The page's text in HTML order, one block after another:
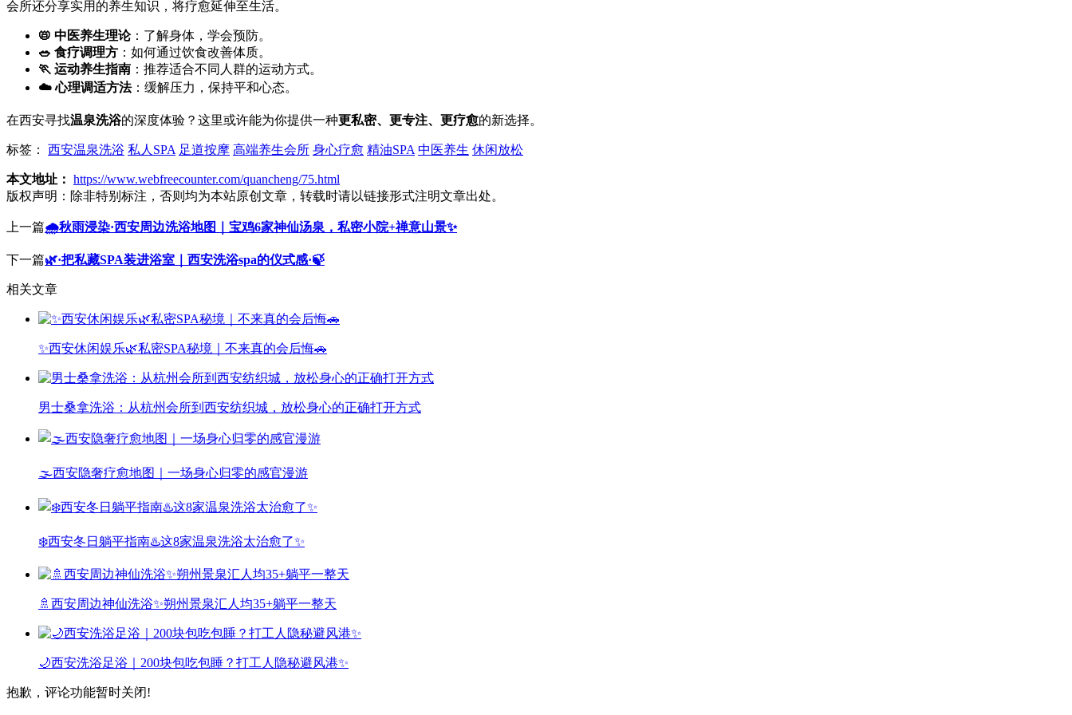
会所还分享实用的养生知识，将疗愈延伸至生活。
📛 中医养生理论：了解身体，学会预防。
🥗 食疗调理方 ：如何通过饮食改善体质。
🏃 运动养生指南 ：推荐适合不同人群的运动方式。
☁️ 心理调适方法：缓解压力，保持平和心态。
在西安寻找温泉洗浴的深度体验？这里或许能为你提供一种更私密、更专注、更疗愈的新选择。
标签： 西安温泉洗浴 私人SPA 足道按摩 高端养生会所 身心疗愈 精油SPA 中医养生 休闲放松
本文地址： https://www.webfreecounter.com/quancheng/75.html
版权声明： 除非特别标注，否则均为本站原创文章，转载时请以链接形式注明文章出处。
上一篇🌧️秋雨浸染·西安周边洗浴地图｜宝鸡6家神仙汤泉，私密小院+禅意山景✨
下一篇🌿·把私藏SPA装进浴室｜西安洗浴spa的仪式感·🍃
相关文章
✨西安休闲娱乐🌿私密SPA秘境｜不来真的会后悔🚗
男士桑拿洗浴：从杭州会所到西安纺织城，放松身心的正确打开方式
🌫️西安隐奢疗愈地图｜一场身心归零的感官漫游
❄️西安冬日躺平指南♨️这8家温泉洗浴太治愈了✨
🚿西安周边神仙洗浴✨朔州景泉汇人均35+躺平一整天
🌙西安洗浴足浴｜200块包吃包睡？打工人隐秘避风港✨
抱歉，评论功能暂时关闭!